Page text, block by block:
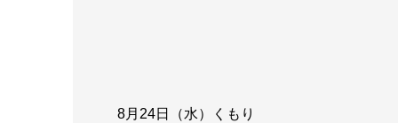
8月24日（水）くもり